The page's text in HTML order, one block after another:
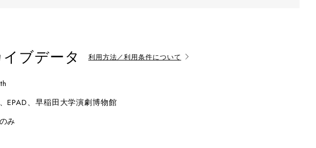
ブデータ 利用方法／利用条件について
EPAD、早稲田大学演劇博物館
み